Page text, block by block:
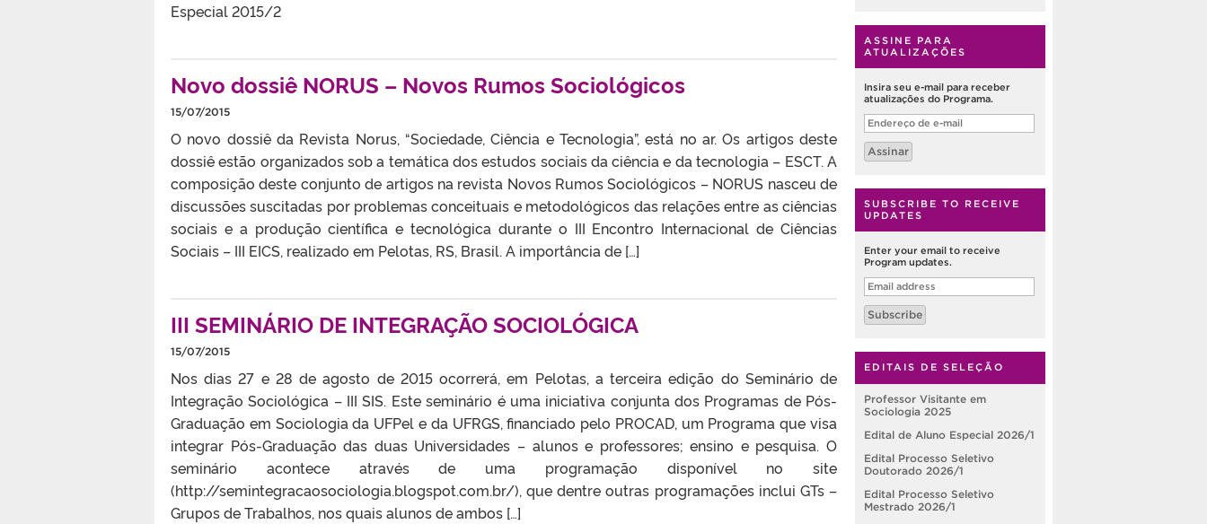
Especial 2015/2
Novo dossiê NORUS – Novos Rumos Sociológicos
15/07/2015
O novo dossiê da Revista Norus, “Sociedade, Ciência e Tecnologia”, está no ar. Os artigos deste
dossiê estão organizados sob a temática dos estudos sociais da ciência e da tecnologia – ESCT. A
composição deste conjunto de artigos na revista Novos Rumos Sociológicos – NORUS nasceu de
discussões suscitadas por problemas conceituais e metodológicos das relações entre as ciências
sociais e a produção científica e tecnológica durante o III Encontro Internacional de Ciências
Sociais – III EICS, realizado em Pelotas, RS, Brasil. A importância de […]
III SEMINÁRIO DE INTEGRAÇÃO SOCIOLÓGICA
15/07/2015
Nos dias 27 e 28 de agosto de 2015 ocorrerá, em Pelotas, a terceira edição do Seminário de
Integração Sociológica – III SIS. Este seminário é uma iniciativa conjunta dos Programas de Pós-
Graduação em Sociologia da UFPel e da UFRGS, financiado pelo PROCAD, um Programa que visa
integrar Pós-Graduação das duas Universidades – alunos e professores; ensino e pesquisa. O
seminário acontece através de uma programação disponível no site
(http://semintegracaosociologia.blogspot.com.br/), que dentre outras programações inclui GTs –
Grupos de Trabalhos, nos quais alunos de ambos […]
ASSINE PARA
ATUALIZAÇÕES
Insira seu e-mail para receber
atualizações do Programa.
Endereço
de
e-
mail
Assinar
SUBSCRIBE TO RECEIVE
UPDATES
Enter your email to receive
Program updates.
Email
address
Subscribe
EDITAIS DE SELEÇÃO
Professor Visitante em
Sociologia 2025
Edital de Aluno Especial 2026/1
Edital Processo Seletivo
Doutorado 2026/1
Edital Processo Seletivo
Mestrado 2026/1